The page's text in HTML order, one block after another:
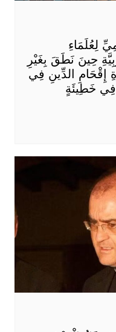
لِعُلَمَاءِ
حِينَ نَطَقَ بِغَيْرِ
الدِّينِ فِي
فِي خَطِيئَةٍ